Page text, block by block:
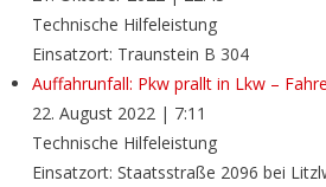
Technische Hilfeleistung
Einsatzort: Traunstein B 304
Auffahrunfall: Pkw prallt in Lkw –
22. August 2022| 7:11
Technische Hilfeleistung
Einsatzort: Staatsstraße 2096 bei